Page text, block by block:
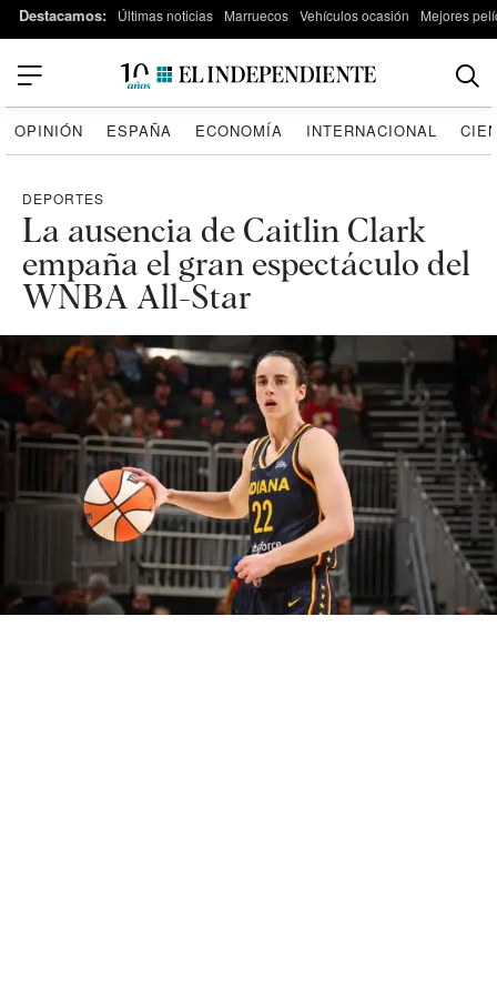
Destacamos: Últimas noticias Marruecos Vehículos ocasión Mejores
OPINIÓN ESPAÑA ECONOMÍA INTERNACIONAL
DEPORTES
La ausencia de Caitlin Clark
empaña el gran espectáculo del
WNBA All-Star